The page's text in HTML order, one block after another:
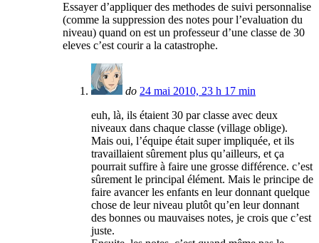
Essayer d’appliquer des methodes de suivi personnalise
(comme la suppression des notes pour l’evaluation du
niveau) quand on est un professeur d’une classe de 30
eleves c’est courir a la catastrophe.
do 24 mai 2010, 23 h 17 min
euh, là, ils étaient 30 par classe avec deux
niveaux dans chaque classe (village oblige).
Mais oui, l’équipe était super impliquée, et ils
travaillaient sûrement plus qu’ailleurs, et ça
pourrait suffire à faire une grosse différence. c’est
sûrement le principal élément. Mais le principe de
faire avancer les enfants en leur donnant quelque
chose de leur niveau plutôt qu’en leur donnant
des bonnes ou mauvaises notes, je crois que c’est
juste.